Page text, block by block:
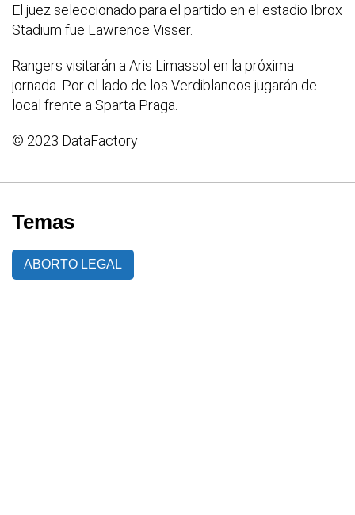
El juez seleccionado para el partido en el estadio Ibrox
Stadium fue Lawrence Visser.
Rangers visitarán a Aris Limassol en la próxima
jornada. Por el lado de los Verdiblancos jugarán de
local frente a Sparta Praga.
© 2023 DataFactory
Temas
ABORTO LEGAL